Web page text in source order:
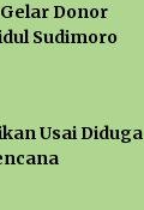
Donor
Sudimoro
Usai Diduga